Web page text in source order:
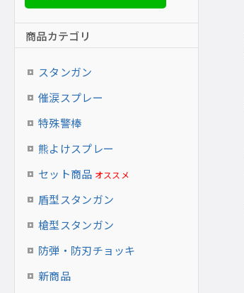
商品カテゴリ
スタンガン
催涙スプレー
特殊警棒
熊よけスプレー
セット商品 オススメ
盾型スタンガン
槍型スタンガン
防弾・防刃チョッキ
新商品